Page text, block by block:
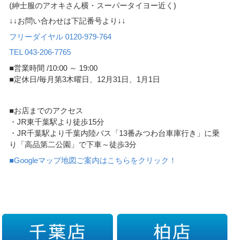
(紳士服のアオキさん横・スーパータイヨー近く)
↓↓お問い合わせは下記番号より↓↓
フリーダイヤル 0120-979-764
TEL 043-206-7765
■営業時間 /10:00 ～ 19:00
■定休日/毎月第3木曜日、12月31日、1月1日
■お店までのアクセス
・JR東千葉駅より徒歩15分
・JR千葉駅より千葉内陸バス「13番みつわ台車庫行き」に乗
り「高品第二公園」で下車～徒歩3分
■Googleマップ地図ご案内はこちらをクリック！